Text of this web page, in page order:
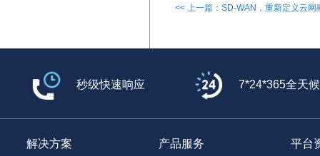
<< 上一篇：SD-WAN，重新定义云网
秒级快速响应 7*24*365全天
解决方案 产品服务 平台